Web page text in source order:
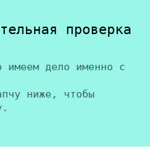
проверка
имеем дело именно с
ниже, чтобы